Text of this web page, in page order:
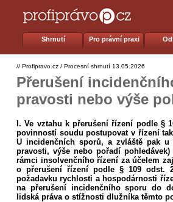
Shrnutí Pro právní praxi
// Profipravo.cz / Procesní shrnutí 13.05.2026
Přerušení
pravosti nebo výše
I. Ve vztahu k přerušení řízení podle §
povinností soudu postupovat v řízení
U incidenčních sporů, a zvláště pak
pravosti, výše nebo pořadí
rámci insolvenčního řízení za účelem
o přerušení řízení podle § 109
požadavku rychlosti a hospodárnosti
na přerušení incidenčního sporu do
lidská práva o stížnosti dlužníka těmto